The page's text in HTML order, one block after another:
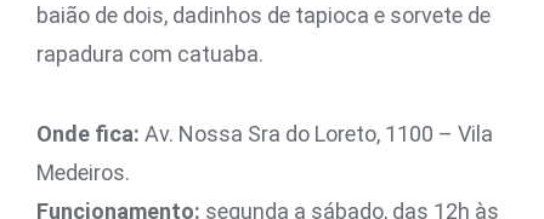
baião de dois, dadinhos de tapioca e sorvete de
rapadura com catuaba.
Onde fica: Av. Nossa Sra do Loreto, 1100 – Vila
Medeiros.
Funcionamento: segunda a sábado, das 12h às